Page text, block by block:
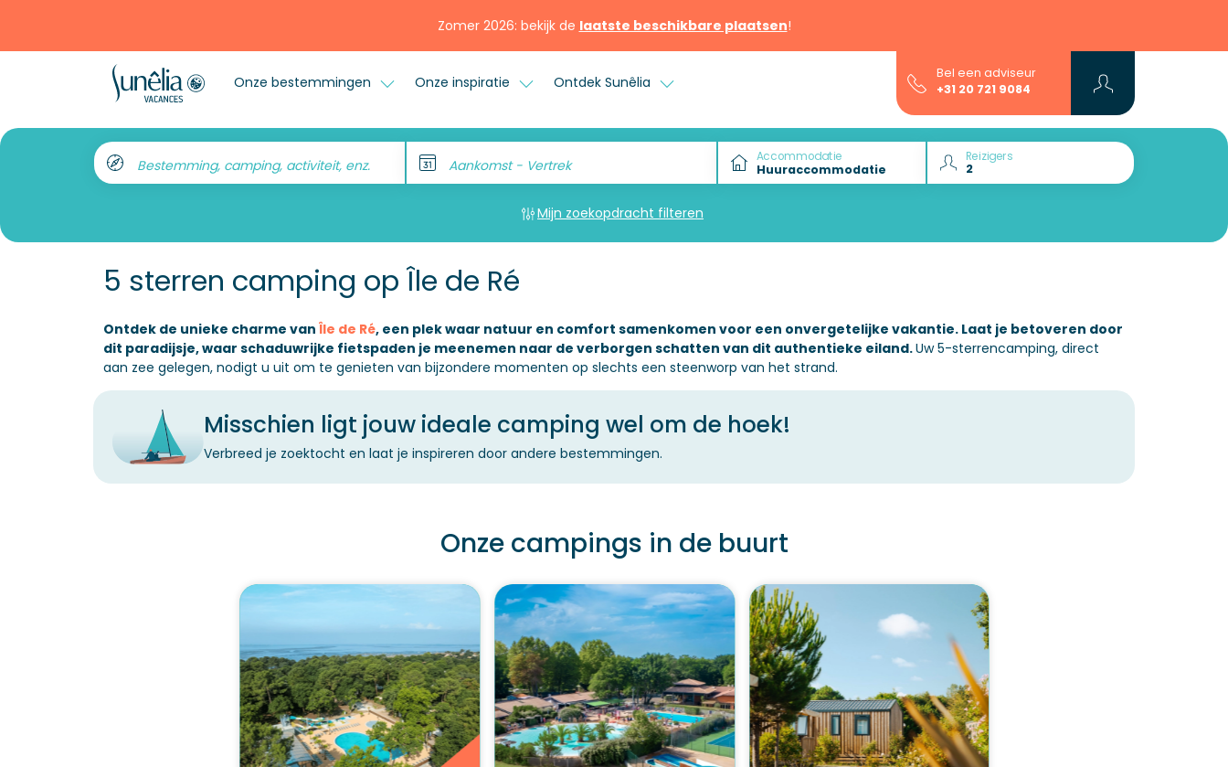
Zomer 2026: bekijk de laatste beschikbare plaatsen!
Onze bestemmingen Onze inspiratie Ontdek Sunêlia
Bel een adviseur
+31 20 721 9084
Bestemming, camping, activiteit, enz. Aankomst - Vertrek Accommodatie Reizigers
Mijn zoekopdracht filteren
5 sterren camping op Île de Ré
Ontdek de unieke charme van Île de Ré, een plek waar natuur en comfort samenkomen voor een onvergetelijke vakantie. Laat je betoveren door
dit paradijsje, waar schaduwrijke fietspaden je meenemen naar de verborgen schatten van dit authentieke eiland.Uw 5-sterrencamping, direct
aan zee gelegen, nodigt u uit om te genieten van bijzondere momenten op slechts een steenworp van het strand.
Misschien ligt jouw ideale camping wel om de hoek!
Verbreed je zoektocht en laat je inspireren door andere bestemmingen.
Onze campings in de buurt
Camping Fontaine Vieille ?